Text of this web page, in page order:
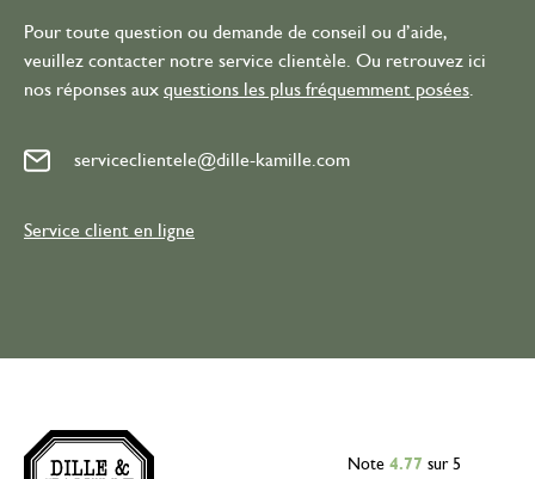
Pour toute question ou demande de conseil ou d’aide,
veuillez contacter notre service clientèle. Ou retrouvez ici
nos réponses aux questions les plus fréquemment posées
serviceclientele@dille-kamille.com
Service client en ligne
Note 4.77 sur 5